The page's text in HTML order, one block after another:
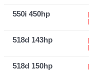
550i 450hp
518d 143hp
518d 150hp